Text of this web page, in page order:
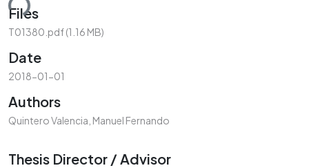
Files
T01380.pdf(1.16 MB)
Date
2018-01-01
Authors
Quintero Valencia, Manuel Fernando
Thesis Director / Advisor